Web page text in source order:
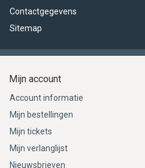
Contactgegevens
Sitemap
Mijn account
Account informatie
Mijn bestellingen
Mijn tickets
Mijn verlanglijst
Nieuwsbrieven